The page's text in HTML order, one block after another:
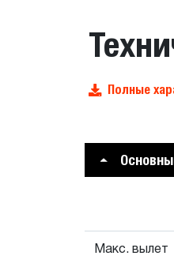
Полные
Макс. вылет